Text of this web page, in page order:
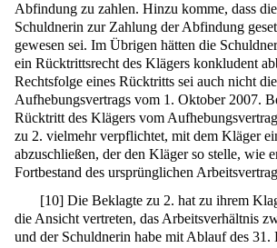
Abfindung zu zahlen. Hinzu komme, dass
Schuldnerin zur Zahlung der Abfindung
gewesen sei. Im Übrigen hätten die
ein Rücktrittsrecht des Klägers konkludent
Rechtsfolge eines Rücktritts sei auch nicht
Aufhebungsvertrags vom 1. Oktober 2007.
Rücktritt des Klägers vom
zu 2. vielmehr verpflichtet, mit dem Kläger
abzuschließen, der den Kläger so stelle, wie
Fortbestand des ursprünglichen
[10] Die Beklagte zu 2. hat zu ihrem
die Ansicht vertreten, das Arbeitsverhältnis
und der Schuldnerin habe mit Ablauf des 31.